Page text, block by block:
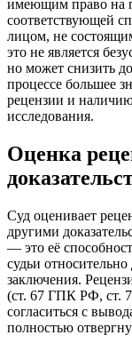
имеющим право на
соответствующей
лицом, не
это не является
но может снизить
процессе большее
рецензии и
исследования.
Оценка
Суд оценивает
другими
— это её
судьи
заключения.
(ст. 67 ГПК РФ, ст.
согласиться с
полностью